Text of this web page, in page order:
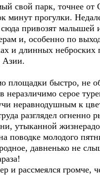
свой парк, точнее от
минут прогулки.
привозят
и, особенно по
и длинных
Азии.
быстро, не
серое
неравнодушным к
разглядел
утыканной
поводке молодого
давненько не
и рассмеялся громче,